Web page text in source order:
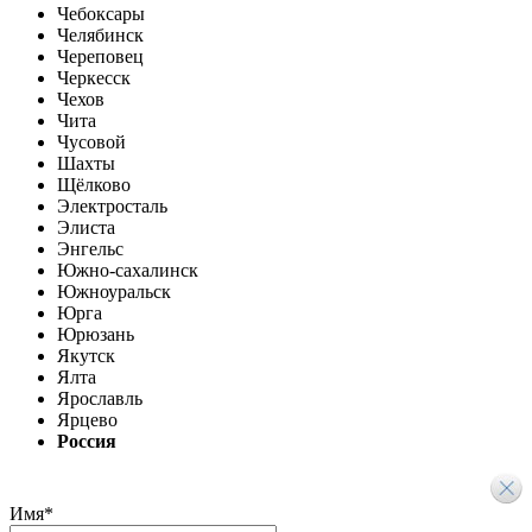
Чебоксары
Челябинск
Череповец
Черкесск
Чехов
Чита
Чусовой
Шахты
Щёлково
Электросталь
Элиста
Энгельс
Южно-сахалинск
Южноуральск
Юрга
Юрюзань
Якутск
Ялта
Ярославль
Ярцево
Россия
Имя*